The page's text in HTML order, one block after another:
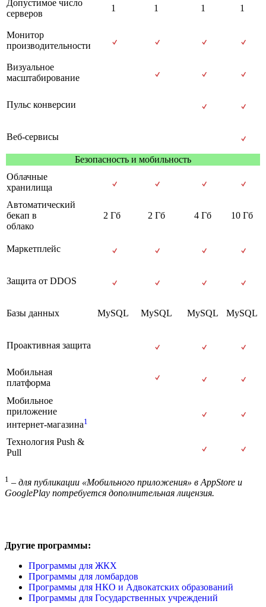
Допустимое число
серверов
1 1 1 1
Монитор
производительности
Визуальное
масштабирование
Пульс конверсии
Веб-сервисы
Безопасность и мобильность
Облачные
хранилища
Автоматический
бекап в
облако
2 Гб 2 Гб 4 Гб 10 Гб
Маркетплейс
Защита от DDOS
Базы данных MySQL MySQL MySQL MySQL
Проактивная защита
Мобильная
платформа
Мобильное
приложение
интернет-магазина1
Технология Push &
Pull
1 – для публикации «Мобильного приложения» в AppStore и
GooglePlay потребуется дополнительная лицензия.
Другие программы:
Программы для ЖКХ
Программы для ломбардов
Программы для НКО и Адвокатских образований
Программы для Государственных учреждений